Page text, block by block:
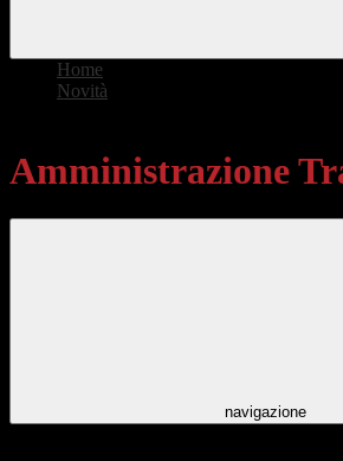
Home
Novità
Amministrazione
navigazione